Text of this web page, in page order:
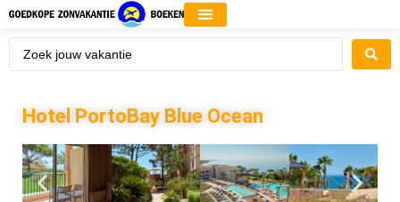
Hotel PortoBay Blue Ocean